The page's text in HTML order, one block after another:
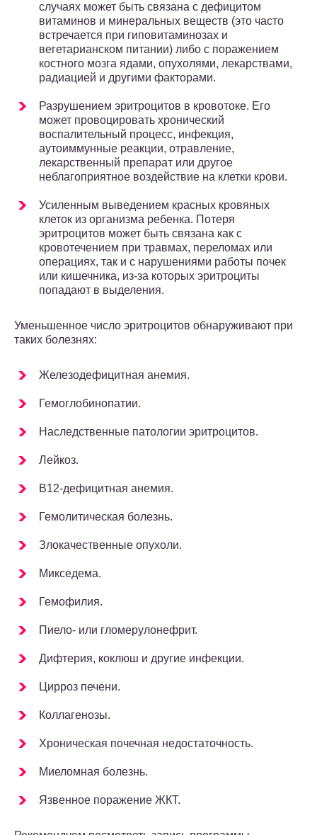
случаях может быть связана с дефицитом
витаминов и минеральных веществ (это часто
встречается при гиповитаминозах и
вегетарианском питании) либо с поражением
костного мозга ядами, опухолями, лекарствами,
радиацией и другими факторами.
Разрушением эритроцитов в кровотоке. Его
может провоцировать хронический
воспалительный процесс, инфекция,
аутоиммунные реакции, отравление,
лекарственный препарат или другое
неблагоприятное воздействие на клетки крови.
Усиленным выведением красных кровяных
клеток из организма ребенка. Потеря
эритроцитов может быть связана как с
кровотечением при травмах, переломах или
операциях, так и с нарушениями работы почек
или кишечника, из-за которых эритроциты
попадают в выделения.
Уменьшенное число эритроцитов обнаруживают при
таких болезнях:
Железодефицитная анемия.
Гемоглобинопатии.
Наследственные патологии эритроцитов.
Лейкоз.
В12-дефицитная анемия.
Гемолитическая болезнь.
Злокачественные опухоли.
Микседема.
Гемофилия.
Пиело- или гломерулонефрит.
Дифтерия, коклюш и другие инфекции.
Цирроз печени.
Коллагенозы.
Хроническая почечная недостаточность.
Миеломная болезнь.
Язвенное поражение ЖКТ.